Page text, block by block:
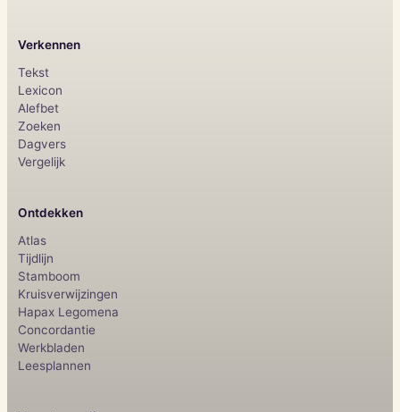
Verkennen
Tekst
Lexicon
Alefbet
Zoeken
Dagvers
Vergelijk
Ontdekken
Atlas
Tijdlijn
Stamboom
Kruisverwijzingen
Hapax Legomena
Concordantie
Werkbladen
Leesplannen